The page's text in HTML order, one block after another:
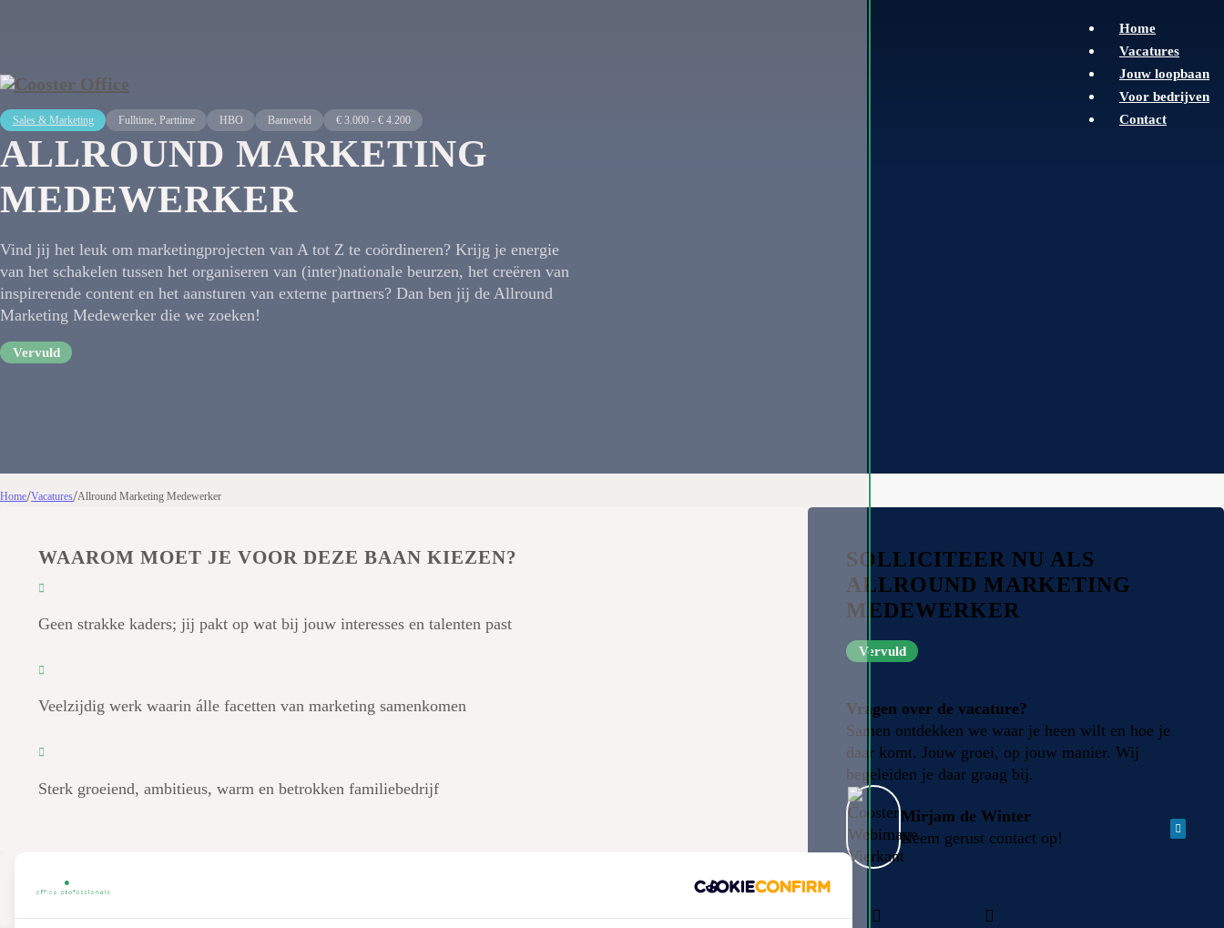
Home
Vacatures
Jouw loopbaan
Voor bedrijven
Contact
Sales & Marketing Fulltime, Parttime HBO Barneveld € 3.000 - € 4.200
ALLROUND MARKETING
MEDEWERKER
Vind jij het leuk om marketingprojecten van A tot Z te coördineren? Krijg je energie
van het schakelen tussen het organiseren van (inter)nationale beurzen, het creëren van
inspirerende content en het aansturen van externe partners? Dan ben jij de Allround
Marketing Medewerker die we zoeken!
Vervuld
Home/Vacatures/Allround Marketing Medewerker
WAAROM MOET JE VOOR DEZE BAAN KIEZEN?
Geen strakke kaders; jij pakt op wat bij jouw interesses en talenten past
Veelzijdig werk waarin álle facetten van marketing samenkomen
Sterk groeiend, ambitieus, warm en betrokken familiebedrijf
WAT GA JE DOEN
SOLLICITEER NU ALS
ALLROUND MARKETING
MEDEWERKER
Vervuld
Vragen over de vacature?
Samen ontdekken we waar je heen wilt en hoe je
daar komt. Jouw groei, op jouw manier. Wij
begeleiden je daar graag bij.
Mirjam de Winter
Neem gerust contact op!